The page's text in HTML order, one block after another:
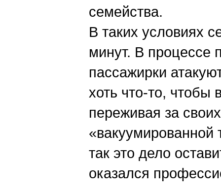
семейства.
В таких условиях
минут. В процессе
пассажирки
хоть что-то, чтобы
переживая за
так это дело
оказался